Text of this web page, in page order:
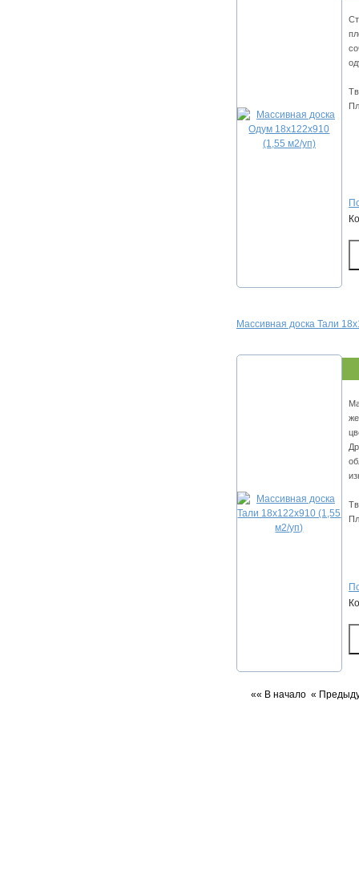
Массивная доска Тали
«« В начало «